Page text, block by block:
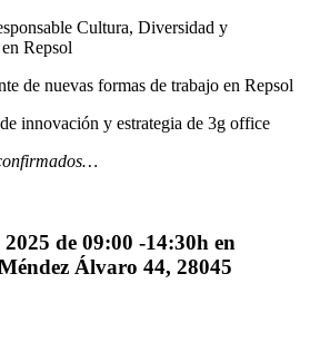
Cultura, Diversidad y
Repsol
de nuevas formas de trabajo en Repsol
innovación y estrategia de 3g office
de 09:00 -14:30h en
Álvaro 44, 28045